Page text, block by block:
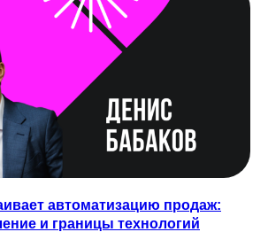
автоматизацию продаж:
и границы технологий